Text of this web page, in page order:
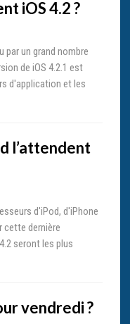
iOS 4.2 ?
par un grand nombre
de iOS 4.2.1 est
d'application et les
l’attendent
d'iPod, d'iPhone
cette dernière
seront les plus
vendredi ?